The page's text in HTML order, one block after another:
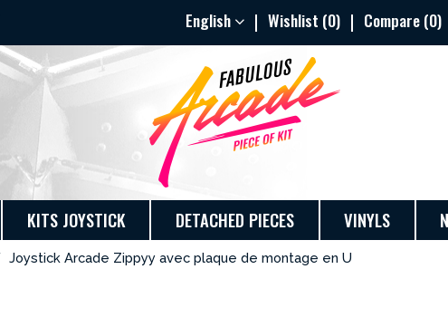
English Wishlist (0) Compare (0)
KITS JOYSTICK DETACHED PIECES VINYLS
Joystick Arcade Zippyy avec plaque de montage en U